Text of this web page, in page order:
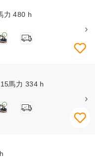
480 h
2
馬力 334 h
2